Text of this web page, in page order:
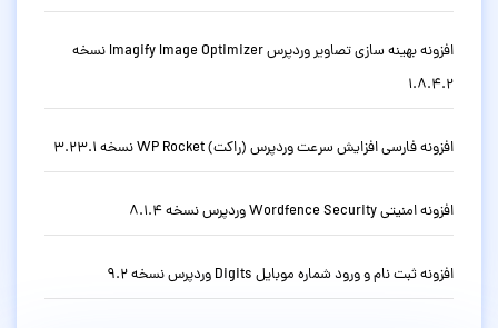
افزونه بهینه سازی تصاویر وردپرس Imagify Image Optimizer نسخه
1.8.4.2
افزونه فارسی افزایش سرعت وردپرس (راکت) WP Rocket نسخه 3.23.1
افزونه امنیتی Wordfence Security وردپرس نسخه 8.1.4
افزونه ثبت نام و ورود شماره موبایل Digits وردپرس نسخه 9.2